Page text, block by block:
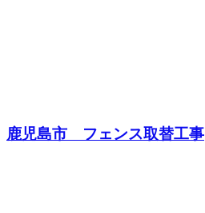
鹿児島市 フェンス取替工事